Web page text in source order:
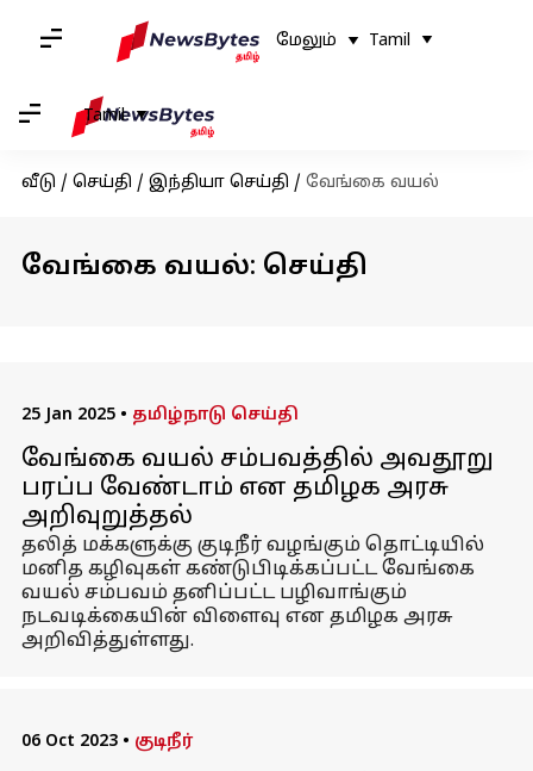
மேலும் Tamil
Tamil
வீடு / செய்தி / இந்தியா செய்தி / வேங்கை வயல்
வேங்கை வயல்: செய்தி
25 Jan 2025 • தமிழ்நாடு செய்தி
வேங்கை வயல் சம்பவத்தில் அவதூறு
பரப்ப வேண்டாம் என தமிழக அரசு
அறிவுறுத்தல்
தலித் மக்களுக்கு குடிநீர் வழங்கும் தொட்டியில்
மனித கழிவுகள் கண்டுபிடிக்கப்பட்ட வேங்கை
வயல் சம்பவம் தனிப்பட்ட பழிவாங்கும்
நடவடிக்கையின் விளைவு என தமிழக அரசு
அறிவித்துள்ளது.
06 Oct 2023 • குடிநீர்